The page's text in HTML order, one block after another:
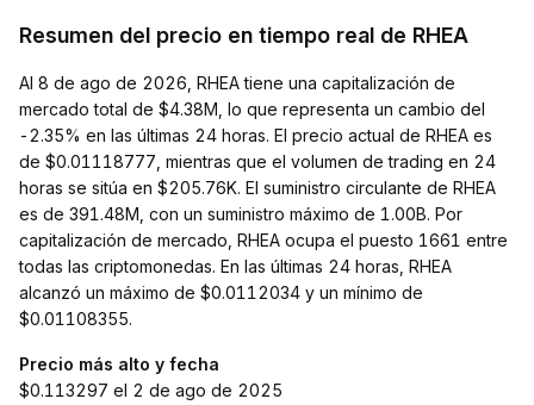
Resumen del precio en tiempo real de RHEA
Al 8 de ago de 2026, RHEA tiene una capitalización de
mercado total de $4.38M, lo que representa un cambio del
-2.35% en las últimas 24 horas. El precio actual de RHEA es
de $0.01118777, mientras que el volumen de trading en 24
horas se sitúa en $205.76K. El suministro circulante de RHEA
es de 391.48M, con un suministro máximo de 1.00B. Por
capitalización de mercado, RHEA ocupa el puesto 1661 entre
todas las criptomonedas. En las últimas 24 horas, RHEA
alcanzó un máximo de $0.0112034 y un mínimo de
$0.01108355.
Precio más alto y fecha
$0.113297 el 2 de ago de 2025